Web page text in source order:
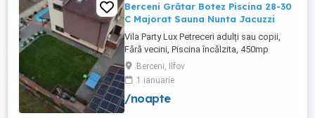
Berceni Grătar Botez Piscina 28-30
C Majorat Sauna Nunta Jacuzzi
Vila Party Lux Petreceri adulți sau copii,
Fără vecini, Piscina încălzita, 450mp
S+P+2E lângă București ( Berceni- Ilfov) ,
asfalt, Uber Bolt ,pentru cazare regim
hotelier, petreceri copii, pool party 30 ,
onomastici , nunti , botezuri, team building
Berceni, Ilfov
1 ianuarie
/noapte